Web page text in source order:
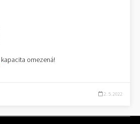
kapacita omezená!
2. 5. 2022